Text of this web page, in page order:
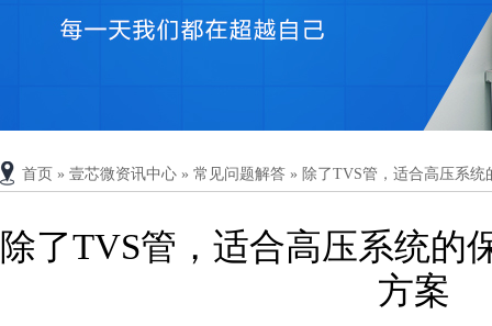
首页 » 壹芯微资讯中心 » 常见问题解答 » 除了TVS管，适合高压系
除了TVS管，适合高压系统的
方案